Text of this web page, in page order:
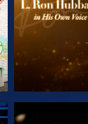
SERIE